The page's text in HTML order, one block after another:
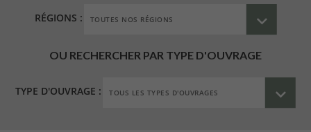
RÉGIONS :
OU RECHERCHER PAR TYPE D'OUVRAGE
TYPE D'OUVRAGE :